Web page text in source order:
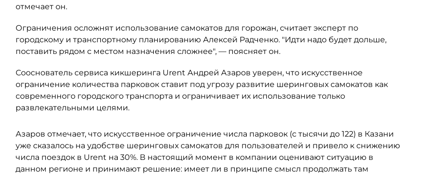
отмечает он.
Ограничения осложнят использование самокатов для горожан, считает эксперт по
городскому и транспортному планированию Алексей Радченко. "Идти надо будет дольше,
поставить рядом с местом назначения сложнее", — поясняет он.
Сооснователь сервиса кикшеринга Urent Андрей Азаров уверен, что искусственное
ограничение количества парковок ставит под угрозу развитие шеринговых самокатов как
современного городского транспорта и ограничивает их использование только
развлекательными целями.
Азаров отмечает, что искусственное ограничение числа парковок (с тысячи до 122) в Казани
уже сказалось на удобстве шеринговых самокатов для пользователей и привело к снижению
числа поездок в Urent на 30%. В настоящий момент в компании оценивают ситуацию в
данном регионе и принимают решение: имеет ли в принципе смысл продолжать там